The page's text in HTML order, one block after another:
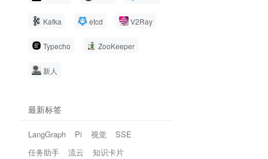
Kafka etcd V2Ray
Typecho ZooKeeper
新人
最新标签
LangGraph Pi 视觉
SSE
任务助手
流云
知识卡片